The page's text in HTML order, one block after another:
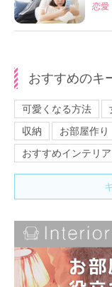
恋愛
おすすめのキ
可愛くなる方法
収納
お部屋作り
おすすめインテリ